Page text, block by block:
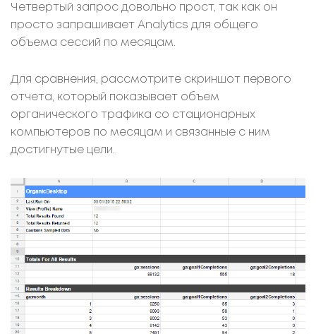
Четвертый запрос довольно прост, так как он
просто запрашивает Analytics для общего
объема сессий по месяцам.
Для сравнения, рассмотрите скриншот первого
отчета, который показывает объем
органического трафика со стационарных
компьютеров по месяцам и связанные с ним
достигнутые цели.